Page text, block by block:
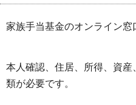
家族手当基金のオンライン窓
本人確認、住居、所得、資
類が必要です。